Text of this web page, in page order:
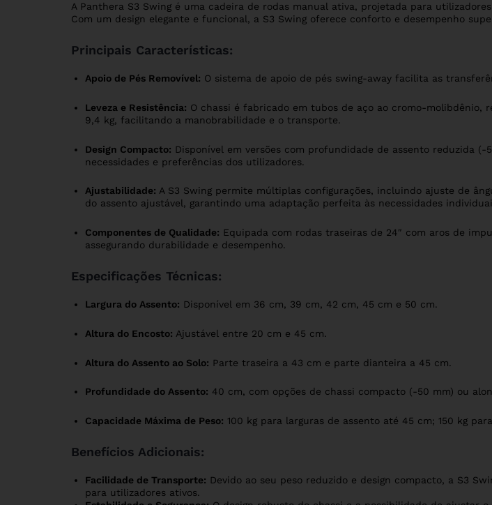
A Panthera S3 Swing é uma cadeira de rodas manual ativa, projetada para
Com um design elegante e funcional, a S3 Swing oferece conforto e desempenho
Principais Características:
Apoio de Pés Removível: O sistema de apoio de pés swing-away facilita as
Leveza e Resistência: O chassi é fabricado em tubos de aço ao cromo-
9,4 kg, facilitando a manobrabilidade e o transporte.
Design Compacto: Disponível em versões com profundidade de assento reduzida
necessidades e preferências dos utilizadores.
Ajustabilidade: A S3 Swing permite múltiplas configurações, incluindo ajuste de
do assento ajustável, garantindo uma adaptação perfeita às necessidades
Componentes de Qualidade: Equipada com rodas traseiras de 24″ com aros de
assegurando durabilidade e desempenho.
Especificações Técnicas:
Largura do Assento: Disponível em 36 cm, 39 cm, 42 cm, 45 cm e 50 cm.
Altura do Encosto: Ajustável entre 20 cm e 45 cm.
Altura do Assento ao Solo: Parte traseira a 43 cm e parte dianteira a 45 cm.
Profundidade do Assento: 40 cm, com opções de chassi compacto (-50 mm) ou
Capacidade Máxima de Peso: 100 kg para larguras de assento até 45 cm; 150 kg
Benefícios Adicionais:
Facilidade de Transporte: Devido ao seu peso reduzido e design compacto, a S3
para utilizadores ativos.